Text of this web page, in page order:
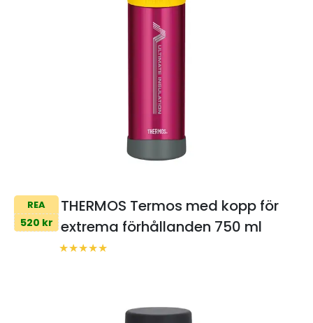
REA
520 kr
THERMOS Termos med kopp för
extrema förhållanden 750 ml